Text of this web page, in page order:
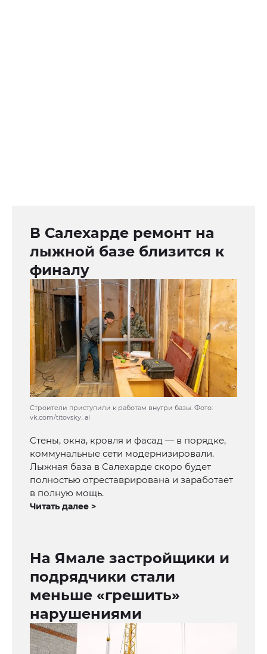
В Салехарде ремонт на
лыжной базе близится к
финалу
Строители приступили к работам внутри базы. Фото:
vk.com/titovsky_al
Стены, окна, кровля и фасад — в порядке,
коммунальные сети модернизировали.
Лыжная база в Салехарде скоро будет
полностью отреставрирована и заработает
в полную мощь.
Читать далее >
На Ямале застройщики и
подрядчики стали
меньше «грешить»
нарушениями